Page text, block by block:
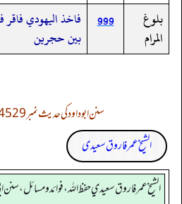
بلوغ
المرام
999
فاخذ اليهودي
بين حجرين
سنن ابوداود کی حدیث نمبر 4529 کے فوائد و مسائل
الشیخ عمر فاروق سعیدی
الشيخ عمر فاروق سعيدي حفظ الله، فوائد و مسائل، سنن